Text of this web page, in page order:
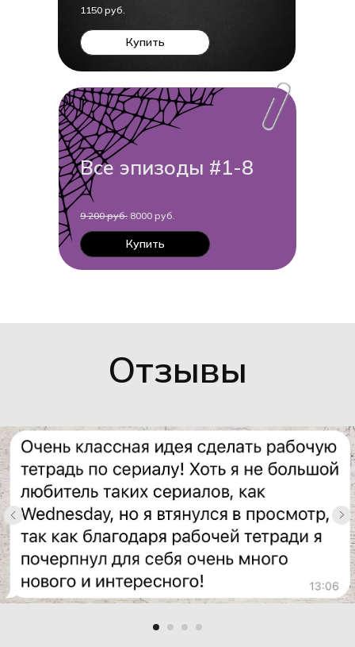
Купить
Все эпизоды #1-8
9 200 руб. 8000 руб.
Купить
1150 руб.
Отзывы